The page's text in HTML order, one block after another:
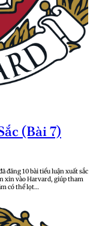
(Bài 7)
đăng 10 bài tiểu luận xuất sắc
xin vào Harvard, giúp tham
có thể lọt…